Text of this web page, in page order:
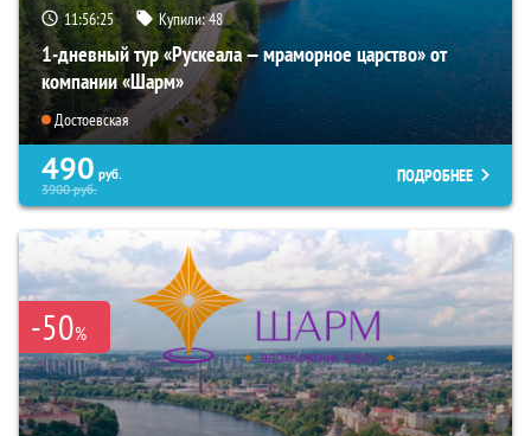
11:56:24 Купили:48
1-дневный тур «Рускеала — мраморное царство» от
компании «Шарм»
Достоевская
490 руб.
3900руб.
ПОДРОБНЕЕ
-50%